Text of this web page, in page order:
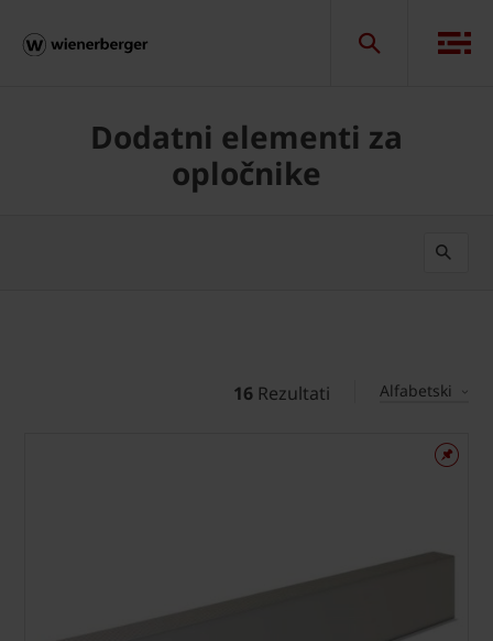
Dodatni elementi za
opločnike
16 Rezultati Alfabetski